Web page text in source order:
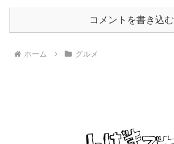
コメントを書き込む
ホーム グルメ